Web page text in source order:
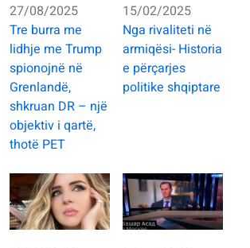
27/08/2025
Tre burra me
lidhje me Trump
spionojnë në
Grenlandë,
shkruan DR – një
objektiv i qartë,
thotë PET
15/02/2025
Nga rivaliteti në
armiqësi- Historia
e përçarjes
politike shqiptare